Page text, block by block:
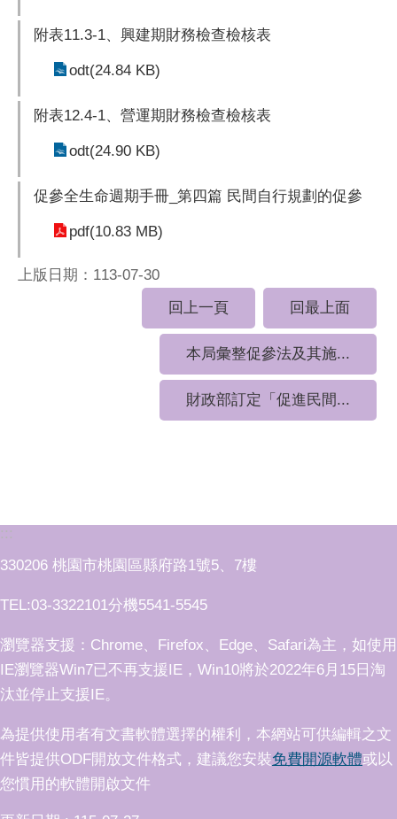
附表11.3-1、興建期財務檢查檢核表
odt(24.84 KB)
附表12.4-1、營運期財務檢查檢核表
odt(24.90 KB)
促參全生命週期手冊_第四篇 民間自行規劃的促參
pdf(10.83 MB)
上版日期：113-07-30
回上一頁
回最上面
本局彙整促參法及其施...
財政部訂定「促進民間...
:::
330206 桃園市桃園區縣府路1號5、7樓
TEL:03-3322101分機5541-5545
瀏覽器支援：Chrome、Firefox、Edge、Safari為主，如使用
IE瀏覽器Win7已不再支援IE，Win10將於2022年6月15日淘
汰並停止支援IE。
為提供使用者有文書軟體選擇的權利，本網站可供編輯之文
件皆提供ODF開放文件格式，建議您安裝免費開源軟體或以
您慣用的軟體開啟文件